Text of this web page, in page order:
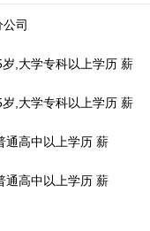
司
,大学专科以上学历 薪
,大学专科以上学历 薪
通高中以上学历 薪
通高中以上学历 薪